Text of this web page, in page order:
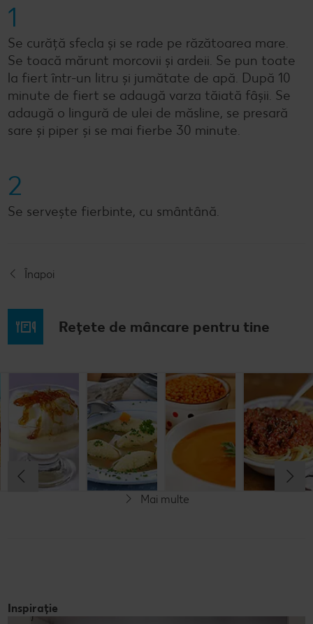
1
Se curăță sfecla și se rade pe răzătoarea mare.
Se toacă mărunt morcovii și ardeii. Se pun toate
la fiert într-un litru și jumătate de apă. După 10
minute de fiert se adaugă varza tăiată fâșii. Se
adaugă o lingură de ulei de măsline, se presară
sare și piper și se mai fierbe 30 minute.
2
Se servește fierbinte, cu smântână.
Înapoi
Rețete de mâncare pentru tine
Musaca de
cartofi cu
cașcaval
Cel mult 60 minute
Rafinat
Lapte de
pasăre
Cel mult 60 minute
Rafinat
Supă
tradițională
cu găluşte
Supă cremă de
linte
Cel mult 60 minute
Simplu
Mai multe
Inspirație